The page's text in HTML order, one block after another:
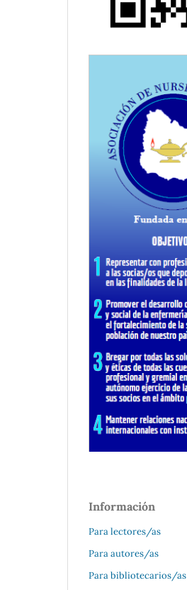
Información
Para lectores/as
Para autores/as
Para bibliotecarios/as